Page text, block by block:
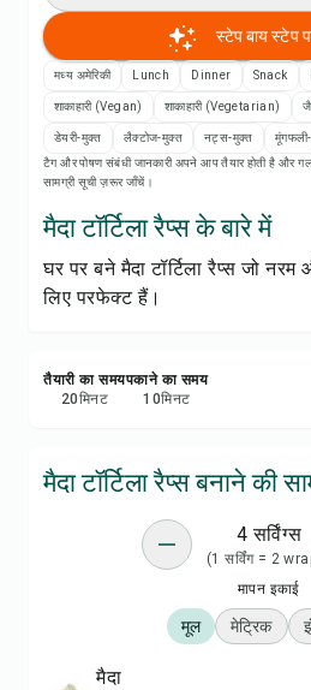
Add to
रेसिपी नोट्स
रेसिपी प्रिंट करें
शेयर करें
स्टेप बाय स्टेप
मध्य अमेरिकी Lunch Dinner Snack
शाकाहारी (Vegan) शाकाहारी (Vegetarian)
डेयरी-मुक्त लैक्टोज-मुक्त नट्स-मुक्त
टैग और पोषण संबंधी जानकारी अपने आप तैयार होती है और
सामग्री सूची ज़रूर जाँचें।
मैदा टॉर्टिला रैप्स के बारे में
घर पर बने मैदा टॉर्टिला रैप्स जो
लिए परफेक्ट हैं।
तैयारी का समय
20मिनट
पकाने का समय
10मिनट
मैदा टॉर्टिला रैप्स बनाने की
4 सर्विंग्स
(1 सर्विंग = 2
मापन इकाई
मूल मेट्रिक
मैदा